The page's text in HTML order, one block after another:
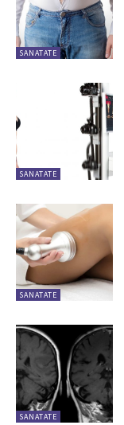
SANATATE
SANATATE
SANATATE
SANATATE